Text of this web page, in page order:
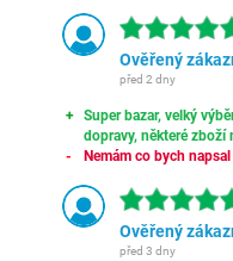
Ověřený
před 2 dny
Super bazar, velký
dopravy, některé zboží
Nemám co bych napsal
Ověřený
před 3 dny